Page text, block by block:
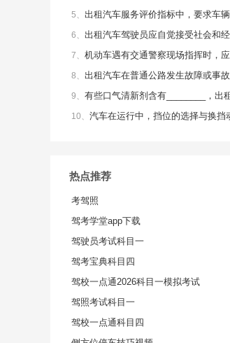
5、 出租汽车服务评价指标中，要求车
6、 出租汽车驾驶员应自觉接受社会和
7、 机动车遇有交通警察现场指挥时，应
8、 出租汽车在普通公路发生故障或事
9、 有些口气清新剂含有________，出
10、 汽车在运行中，挡位的选择与换挡
热点推荐
考驾照
驾考学堂app下载
驾驶员考试科目一
驾考宝典科目四
驾校一点通2026科目一模拟考试
驾照考试科目一
驾校一点通科目四